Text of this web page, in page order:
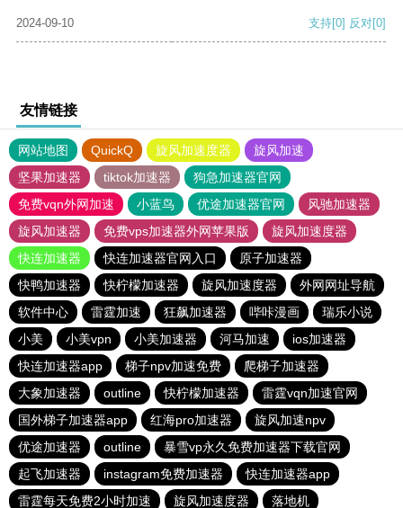
2024-09-10 支持[0] 反对[0]
友情链接
网站地图 QuickQ 旋风加速度器
旋风加速
坚果加速器
tiktok加速器
狗急加速器官网
免费vqn外网加速
小蓝鸟 优途加速器官网
风驰加速器
旋风加速器
免费vps加速器外网苹果版
旋风加速度器
快连加速器
快连加速器官网入口
原子加速器
快鸭加速器
快柠檬加速器 旋风加速度器
外网网址导航
软件中心
雷霆加速 狂飙加速器 哔咔漫画
瑞乐小说
小美
小美vpn 小美加速器 河马加速
ios加速器
快连加速器app
梯子npv加速免费
爬梯子加速器
大象加速器
outline 快柠檬加速器
雷霆vqn加速官网
国外梯子加速器app
红海pro加速器
旋风加速npv
优途加速器
outline
暴雪vp永久免费加速器下载官网
起飞加速器
instagram免费加速器
快连加速器app
雷霆每天免费2小时加速
旋风加速度器 落地机